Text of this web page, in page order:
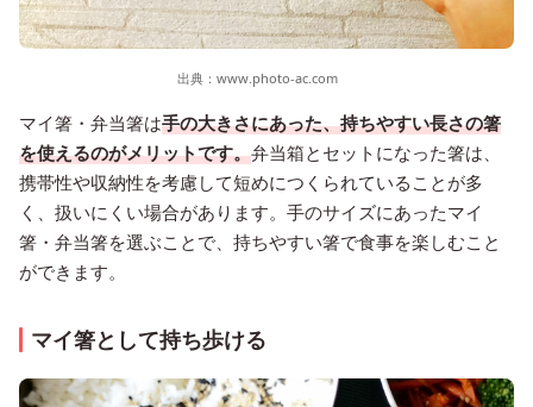
出典： www.photo-ac.com
マイ箸・弁当箸は手の大きさにあった、持ちやすい長さの箸
を使えるのがメリットです。弁当箱とセットになった箸は、
携帯性や収納性を考慮して短めにつくられていることが多
く、扱いにくい場合があります。手のサイズにあったマイ
箸・弁当箸を選ぶことで、持ちやすい箸で食事を楽しむこと
ができます。
マイ箸として持ち歩ける